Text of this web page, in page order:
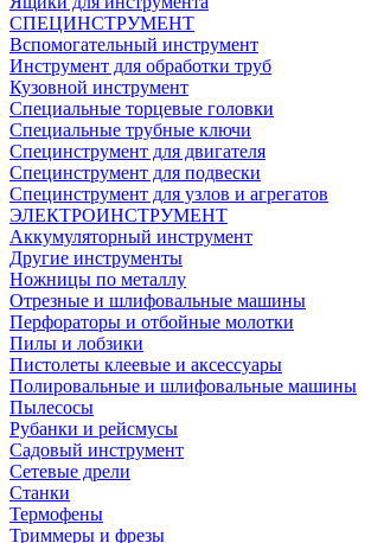
СПЕЦИНСТРУМЕНТ
Вспомогательный инструмент
Инструмент для обработки труб
Кузовной инструмент
Специальные торцевые головки
Специальные трубные ключи
Специнструмент для двигателя
Специнструмент для подвески
Специнструмент для узлов и агрегатов
ЭЛЕКТРОИНСТРУМЕНТ
Аккумуляторный инструмент
Другие инструменты
Ножницы по металлу
Отрезные и шлифовальные машины
Перфораторы и отбойные молотки
Пилы и лобзики
Пистолеты клеевые и аксессуары
Полировальные и шлифовальные машины
Пылесосы
Рубанки и рейсмусы
Садовый инструмент
Сетевые дрели
Станки
Термофены
Триммеры и фрезы